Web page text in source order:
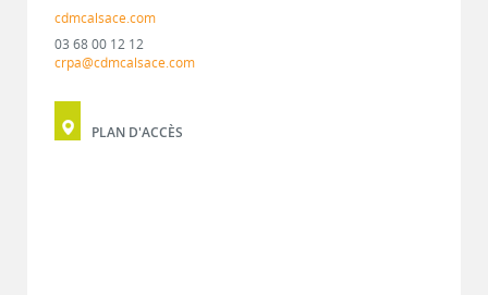
cdmcalsace.com
03 68 00 12 12
crpa@cdmcalsace.com
PLAN D'ACCÈS